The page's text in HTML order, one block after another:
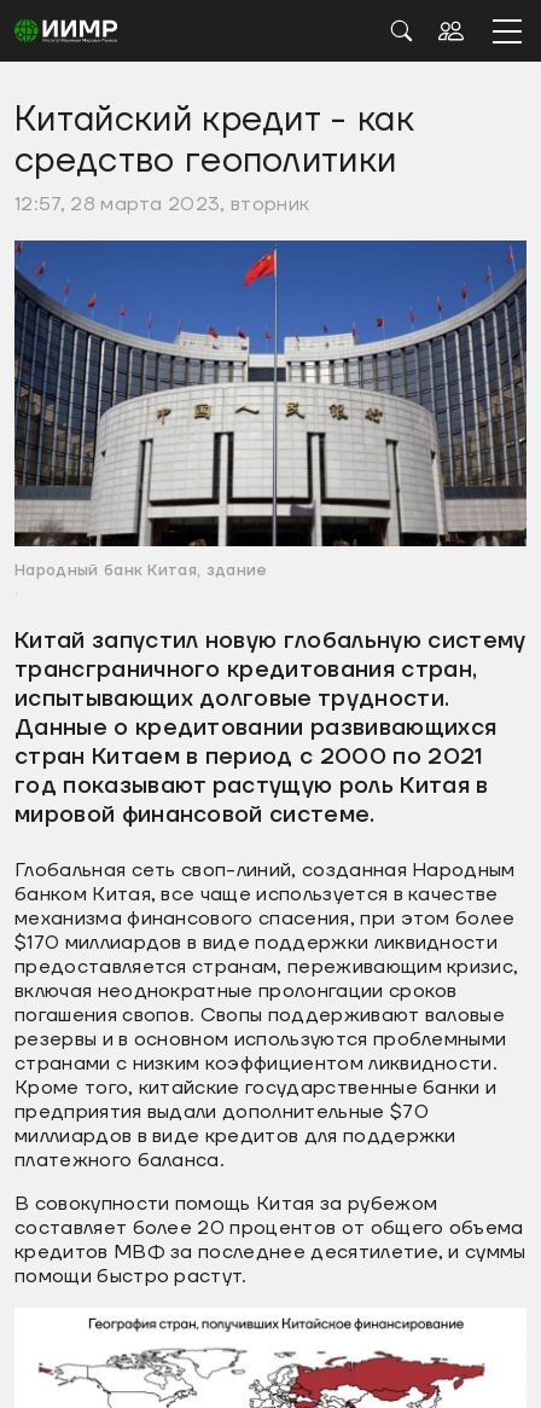
Китайский кредит - как
средство геополитики
12:57, 28 марта 2023, вторник
Народный банк Китая, здание
.
Китай запустил новую глобальную систему
трансграничного кредитования стран,
испытывающих долговые трудности.
Данные о кредитовании развивающихся
стран Китаем в период с 2000 по 2021
год показывают растущую роль Китая в
мировой финансовой системе.
Глобальная сеть своп-линий, созданная Народным
банком Китая, все чаще используется в качестве
механизма финансового спасения, при этом более
$170 миллиардов в виде поддержки ликвидности
предоставляется странам, переживающим кризис,
включая неоднократные пролонгации сроков
погашения свопов. Свопы поддерживают валовые
резервы и в основном используются проблемными
странами с низким коэффициентом ликвидности.
Кроме того, китайские государственные банки и
предприятия выдали дополнительные $70
миллиардов в виде кредитов для поддержки
платежного баланса.
В совокупности помощь Китая за рубежом
составляет более 20 процентов от общего объема
кредитов МВФ за последнее десятилетие, и суммы
помощи быстро растут.